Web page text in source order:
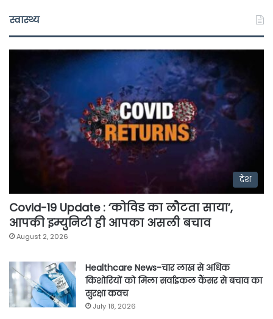
स्वास्थ्य
देश
Covid-19 Update : ‘कोविड का लौटता साया’,
आपकी इम्युनिटी ही आपका असली बचाव
August 2, 2026
Healthcare News-चार लाख से अधिक
किशोरियों को मिला सर्वाइकल कैंसर से बचाव का
सुरक्षा कवच
July 18, 2026